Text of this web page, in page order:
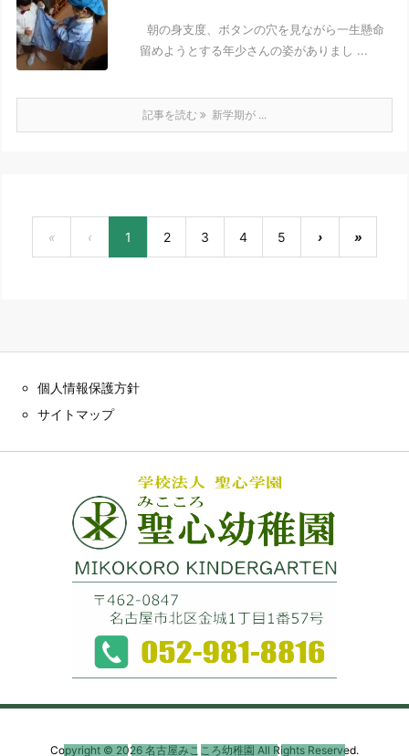
朝の身支度、ボタンの穴を見ながら一生懸命
留めようとする年少さんの姿がありまし ...
記事を読む 新学期が ...
« ‹ 1 2 3 4 5 › »
個人情報保護方針
サイトマップ
Copyright © 2026 名古屋みこころ幼稚園 All Rights Reserved.